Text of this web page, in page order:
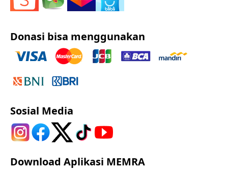
Donasi bisa menggunakan
Sosial Media
Download Aplikasi MEMRA